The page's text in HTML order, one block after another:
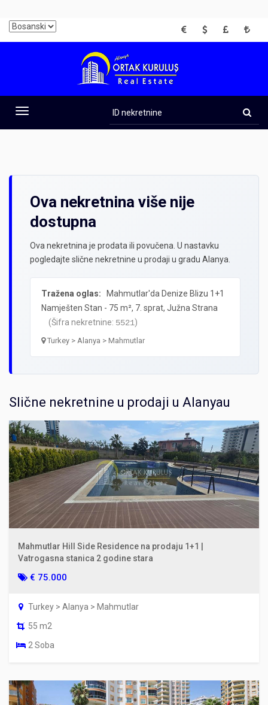
EUR USD GBP TRY
Toggle
navigation
nekretnine
Ova nekretnina više nije
dostupna
Ova nekretnina je prodata ili povučena. U nastavku
pogledajte slične nekretnine u prodaji u gradu Alanya.
Tražena oglas:
Mahmutlar'da Denize Blizu 1+1
Namješten Stan - 75 m², 7. sprat, Južna Strana
(Šifra nekretnine: 5521)
Turkey > Alanya > Mahmutlar
Slične nekretnine u prodaji u Alanyau
Mahmutlar Hill Side Residence na prodaju 1+1 |
Vatrogasna stanica 2 godine stara
€ 75.000
Turkey > Alanya > Mahmutlar
55 m2
2 Soba